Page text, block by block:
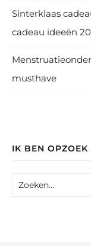
Sinterklaas
cadeau ideeën
musthave
IK BEN OPZOEK